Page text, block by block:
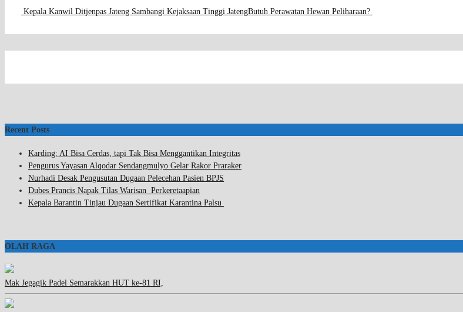
Kepala Kanwil Ditjenpas Jateng Sambangi Kejaksaan Tinggi JatengButuh Perawatan Hewan Peliharaan?
Recent Posts
Karding: AI Bisa Cerdas, tapi Tak Bisa Menggantikan Integritas
Pengurus Yayasan Alqodar Sendangmulyo Gelar Rakor Praraker
Nurhadi Desak Pengusutan Dugaan Pelecehan Pasien BPJS
Dubes Prancis Napak Tilas Warisan Perkeretaapian
Kepala Barantin Tinjau Dugaan Sertifikat Karantina Palsu
OLAH RAGA
Mak Jegagik Padel Semarakkan HUT ke-81 RI,